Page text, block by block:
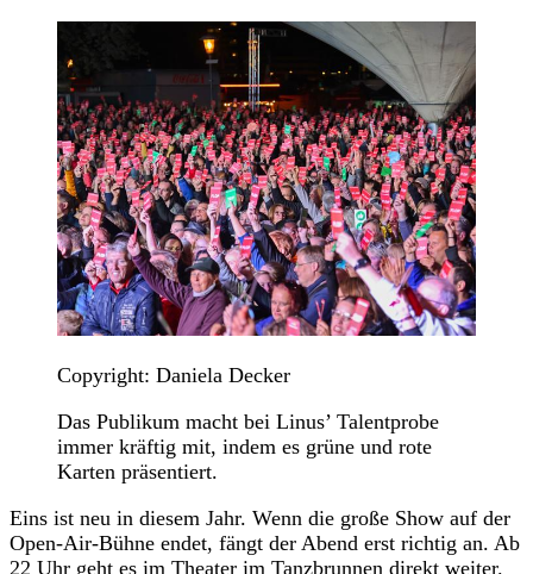
Copyright: Daniela Decker
Das Publikum macht bei Linus’ Talentprobe
immer kräftig mit, indem es grüne und rote
Karten präsentiert.
Eins ist neu in diesem Jahr. Wenn die große Show auf der
Open-Air-Bühne endet, fängt der Abend erst richtig an. Ab
22 Uhr geht es im Theater im Tanzbrunnen direkt weiter.